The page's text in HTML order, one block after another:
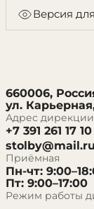
Версия
660006,
ул.
Адрес дирекции
+7 391 261 17 10
stolby@mail.ru
Приёмная
Пн-чт:
Пт: 9:00–17:00
Режим работы